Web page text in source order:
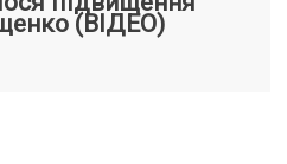
(ВІДЕО)